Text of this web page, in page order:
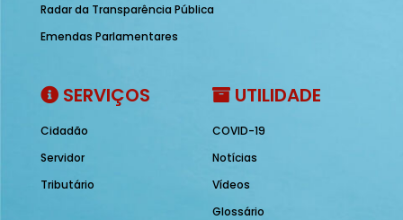
Radar da Transparência Pública
Emendas Parlamentares
SERVIÇOS
Cidadão
Servidor
Tributário
UTILIDADE
COVID-19
Notícias
Vídeos
Glossário